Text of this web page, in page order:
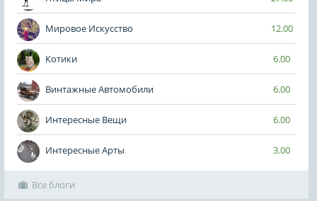
Мировое Искусство 12.00
Котики 6.00
Винтажные Автомобили 6.00
Интересные Вещи 6.00
Интересные Арты 3.00
Все блоги